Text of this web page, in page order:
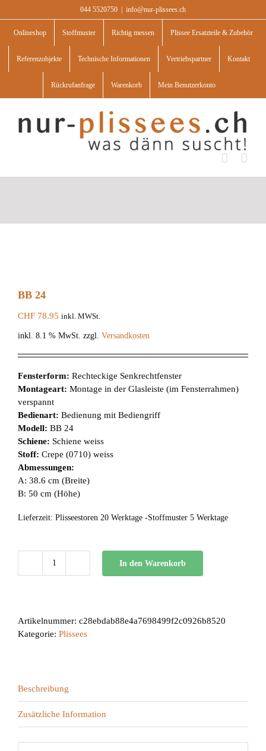
to
content
044 5520750 info@nur-plissees.ch
Onlineshop Stoffmuster Richtig messen Plissee Ersatzteile & Zubehör
Referenzobjekte Technische Informationen Vertriebspartner Kontakt
Rückrufanfrage Warenkorb Mein Benutzerkonto
BB 24
CHF 78.95 inkl. MWSt.
inkl. 8.1 % MwSt. zzgl. Versandkosten
Fensterform: Rechteckige Senkrechtfenster
Montageart: Montage in der Glasleiste (im Fensterrahmen)
verspannt
Bedienart: Bedienung mit Bediengriff
Modell: BB 24
Schiene: Schiene weiss
Stoff: Crepe (0710) weiss
Abmessungen:
A: 38.6 cm (Breite)
B: 50 cm (Höhe)
Lieferzeit: Plisseestoren 20 Werktage -Stoffmuster 5 Werktage
In den Warenkorb
Artikelnummer: c28ebdab88e4a7698499f2c0926b8520
Kategorie: Plissees
Beschreibung
Zusätzliche Information